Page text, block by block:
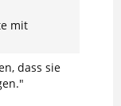
mit
dass sie